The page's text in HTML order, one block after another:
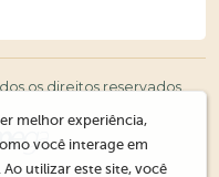
os direitos reservados.
melhor experiência,
você interage em
utilizar este site, você